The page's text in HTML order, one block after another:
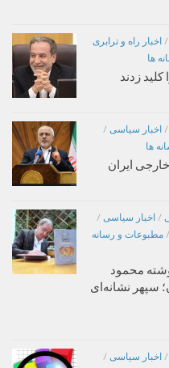
/ اخبار راه و ترابری
ها
زدند
/ اخبار سیاسی /
ها
ایران
/ اخبار سیاسی /
/ مطبوعات و رسانه
محمود
سپهر نشانه‌ای
/ اخبار سیاسی /